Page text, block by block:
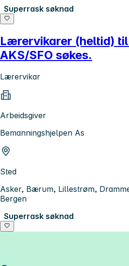
Superrask søknad
Lærervikarer (heltid)
AKS/SFO søkes.
Lærervikar
Arbeidsgiver
Bemanningshjelpen As
Sted
Asker, Bærum, Lillestrøm,
Bergen
Superrask søknad